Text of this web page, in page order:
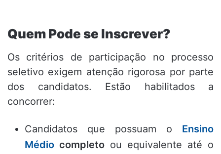
Quem Pode se Inscrever?
Os critérios de participação no processo
seletivo exigem atenção rigorosa por parte
dos candidatos. Estão habilitados a
concorrer:
Candidatos que possuam o Ensino
Médio completo ou equivalente até o